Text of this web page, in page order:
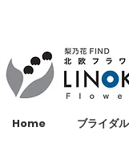
Home ブライダル